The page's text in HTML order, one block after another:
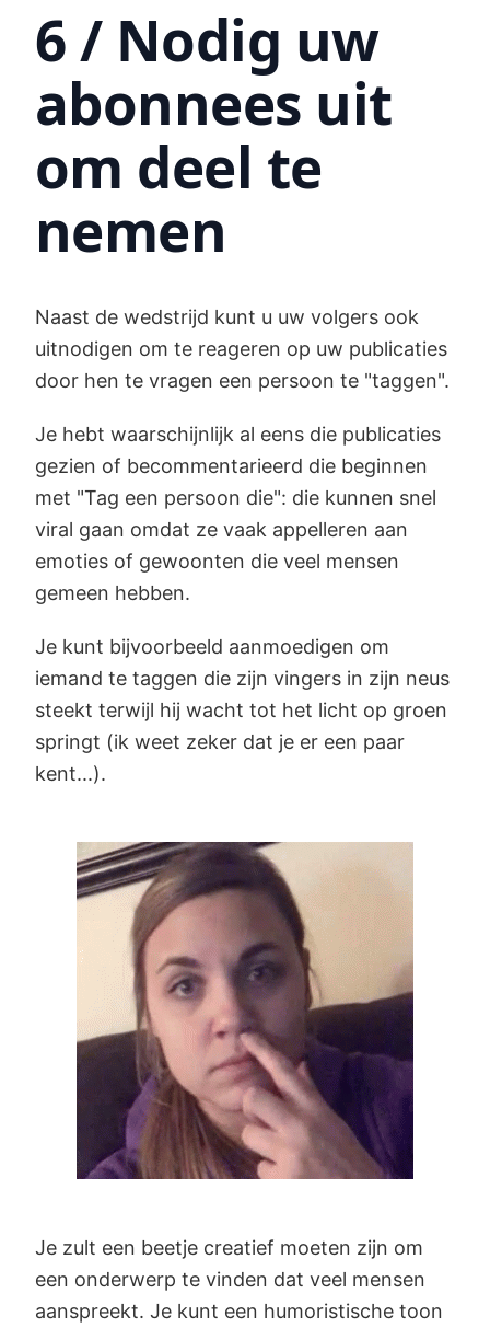
6 / Nodig uw
abonnees uit
om deel te
nemen
Naast de wedstrijd kunt u uw volgers ook
uitnodigen om te reageren op uw publicaties
door hen te vragen een persoon te "taggen".
Je hebt waarschijnlijk al eens die publicaties
gezien of becommentarieerd die beginnen
met "Tag een persoon die": die kunnen snel
viral gaan omdat ze vaak appelleren aan
emoties of gewoonten die veel mensen
gemeen hebben.
Je kunt bijvoorbeeld aanmoedigen om
iemand te taggen die zijn vingers in zijn neus
steekt terwijl hij wacht tot het licht op groen
springt (ik weet zeker dat je er een paar
kent...).
Je zult een beetje creatief moeten zijn om
een onderwerp te vinden dat veel mensen
aanspreekt. Je kunt een humoristische toon